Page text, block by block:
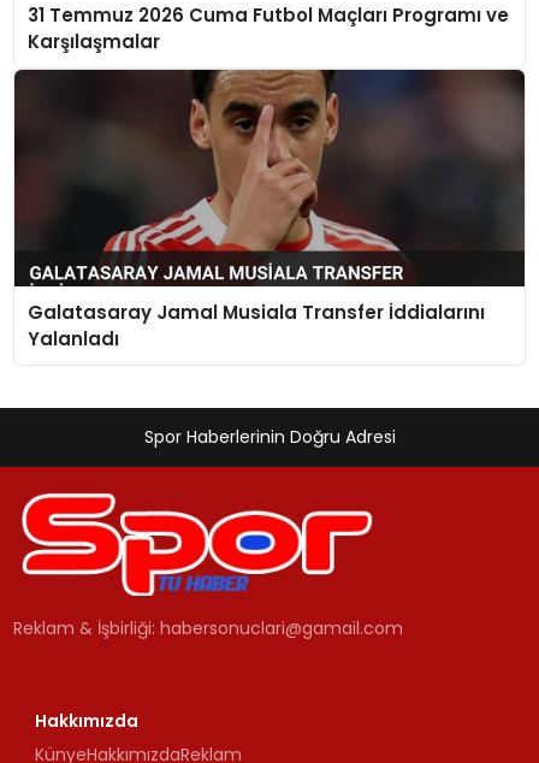
31 Temmuz 2026 Cuma Futbol Maçları Programı ve
Karşılaşmalar
Galatasaray Jamal Musiala Transfer İddialarını
Yalanladı
Spor Haberlerinin Doğru Adresi
Reklam & İşbirliği:habersonuclari@gamail.com
Hakkımızda
KünyeHakkımızdaReklam